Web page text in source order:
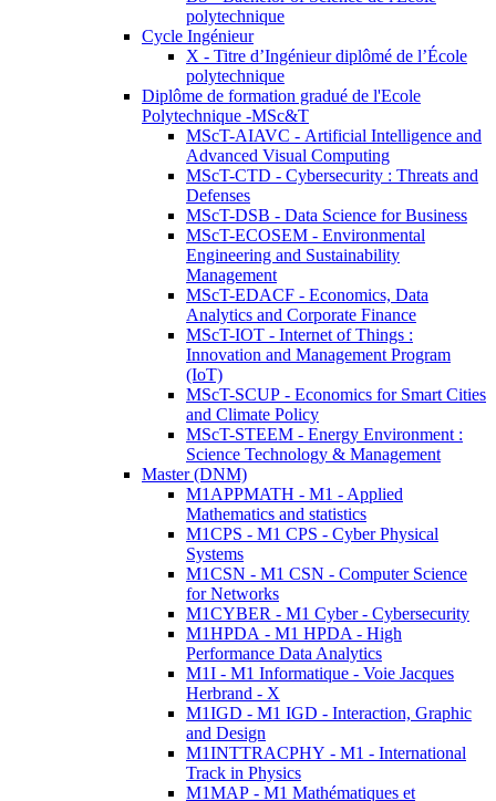
polytechnique
Cycle Ingénieur
X - Titre d’Ingénieur diplômé de l’École
polytechnique
Diplôme de formation gradué de l'Ecole
Polytechnique -MSc&T
MScT-AIAVC - Artificial Intelligence and
Advanced Visual Computing
MScT-CTD - Cybersecurity : Threats and
Defenses
MScT-DSB - Data Science for Business
MScT-ECOSEM - Environmental
Engineering and Sustainability
Management
MScT-EDACF - Economics, Data
Analytics and Corporate Finance
MScT-IOT - Internet of Things :
Innovation and Management Program
(IoT)
MScT-SCUP - Economics for Smart Cities
and Climate Policy
MScT-STEEM - Energy Environment :
Science Technology & Management
Master (DNM)
M1APPMATH - M1 - Applied
Mathematics and statistics
M1CPS - M1 CPS - Cyber Physical
Systems
M1CSN - M1 CSN - Computer Science
for Networks
M1CYBER - M1 Cyber - Cybersecurity
M1HPDA - M1 HPDA - High
Performance Data Analytics
M1I - M1 Informatique - Voie Jacques
Herbrand - X
M1IGD - M1 IGD - Interaction, Graphic
and Design
M1INTTRACPHY - M1 - International
Track in Physics
M1MAP - M1 Mathématiques et